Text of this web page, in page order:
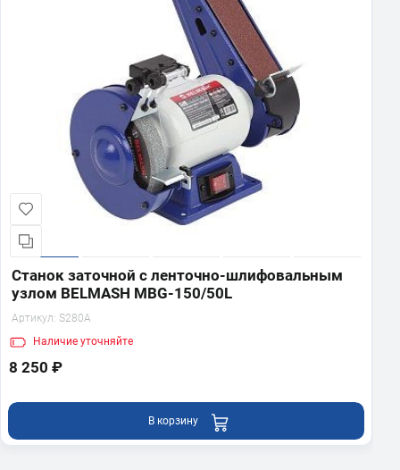
Станок заточной с ленточно-шлифовальным
узлом BELMASH MBG-150/50L
Артикул: S280A
Наличие уточняйте
8 250 ₽
В корзину